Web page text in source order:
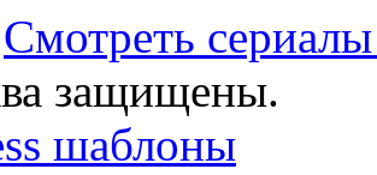
Смотреть
защищены.
шаблоны